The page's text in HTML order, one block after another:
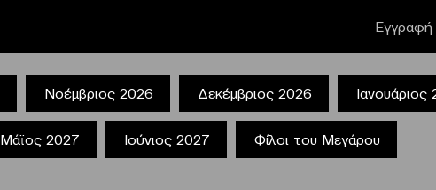
Εγγραφή
Νοέμβριος 2026 Δεκέμβριος 2026 Ιανουάριος
Μάϊος 2027 Ιούνιος 2027 Φίλοι του Μεγάρου